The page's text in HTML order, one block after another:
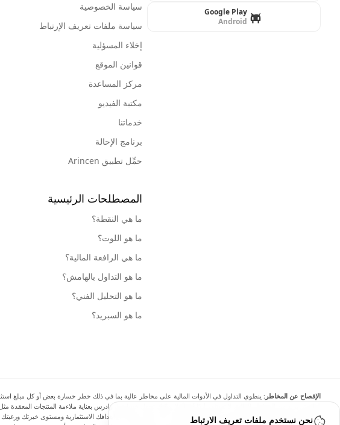
Google Play
Android
سياسة الخصوصية
سياسة ملفات تعريف الإرتباط
إخلاء المسؤلية
قوانين الموقع
مركز المساعدة
مكتبة الفيديو
خدماتنا
برنامج الإحالة
حمِّل تطبيق Arincen
المصطلحات الرئيسية
ما هي النقطة؟
ما هو اللوت؟
ما هي الرافعة المالية؟
ما هو التداول بالهامش؟
ما هو التحليل الفني؟
ما هو السبريد؟
الإفصاح عن المخاطر: ينطوي التداول في الأدوات المالية على مخاطر عالية بما في ذلك خطر خسارة بعض أو كل مبلغ
الهامش يزيد من المخاطر المالية. لا تستثمر أبدًا أموالًا لا يمكنك تحمل خسارتها، وادرس بعناية ملاءمة المنتجات
نحن نستخدم ملفات تعريف الارتباط